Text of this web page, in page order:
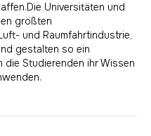
Universitäten und
größten
und Raumfahrtindustrie,
gestalten so ein
die Studierenden ihr Wissen